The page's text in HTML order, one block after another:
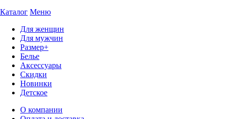
Каталог Меню
Для женщин
Для мужчин
Размер+
Белье
Аксессуары
Скидки
Новинки
Детское
О компании